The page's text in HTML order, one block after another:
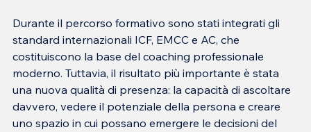
Durante il percorso formativo sono stati integrati gli
standard internazionali ICF, EMCC e AC, che
costituiscono la base del coaching professionale
moderno. Tuttavia, il risultato più importante è stata
una nuova qualità di presenza: la capacità di ascoltare
davvero, vedere il potenziale della persona e creare
uno spazio in cui possano emergere le decisioni del